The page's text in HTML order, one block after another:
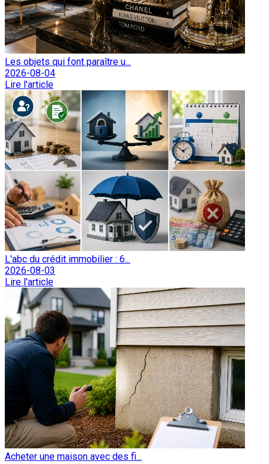
Les objets qui font paraître u...
2026-08-04
Lire l'article
L'abc du crédit immobilier : 6...
2026-08-03
Lire l'article
Acheter une maison avec des fi...